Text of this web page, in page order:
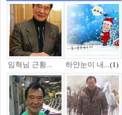
임혁님 근황... 하얀눈이 내...(1)